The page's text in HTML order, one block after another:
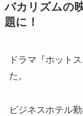
バカリズムの
題に！
ドラマ『ホット
た。
ビジネスホテル